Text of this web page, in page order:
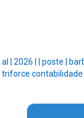
al | 2026 | poste |
triforce contabilidade |